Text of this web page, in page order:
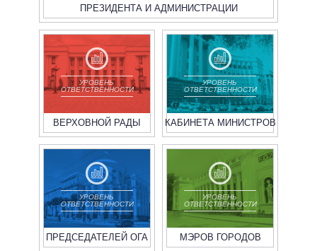
ПРЕЗИДЕНТА И АДМИНИСТРАЦИИ
УРОВЕНЬ
ОТВЕТСТВЕННОСТИ
ВЕРХОВНОЙ РАДЫ
УРОВЕНЬ
ОТВЕТСТВЕННОСТИ
КАБИНЕТА МИНИСТРОВ
УРОВЕНЬ
ОТВЕТСТВЕННОСТИ
ПРЕДСЕДАТЕЛЕЙ ОГА
УРОВЕНЬ
ОТВЕТСТВЕННОСТИ
МЭРОВ ГОРОДОВ